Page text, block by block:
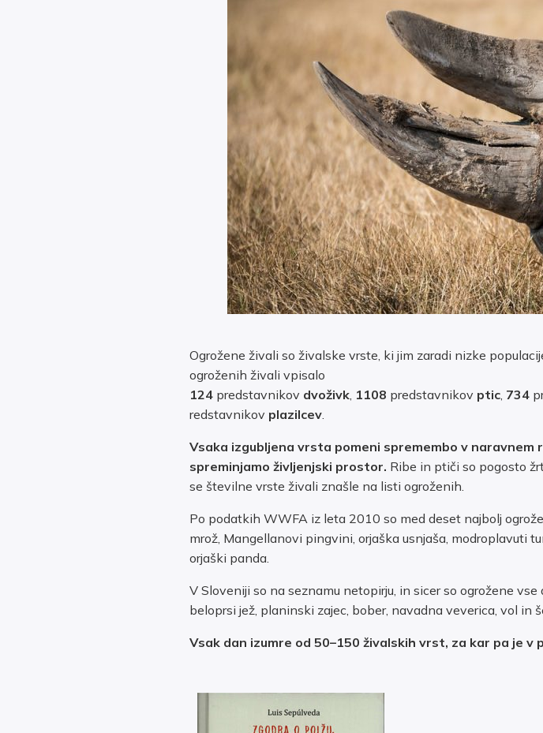
Ogrožene živali so živalske vrste, ki jim zaradi nizke
ogroženih živali vpisalo
124 predstavnikov dvoživk, 1108 predstavnikov ptic, 734
redstavnikov plazilcev.
Vsaka izgubljena vrsta pomeni spremembo v naravnem
spreminjamo življenjski prostor. Ribe in ptiči so pogosto
se številne vrste živali znašle na listi ogroženih.
Po podatkih WWFA iz leta 2010 so med deset najbolj
mrož, Mangellanovi pingvini, orjaška usnjaša, modroplavuti
orjaški panda.
V Sloveniji so na seznamu netopirju, in sicer so ogrožene
beloprsi jež, planinski zajec, bober, navadna veverica, vol in
Vsak dan izumre od 50–150 živalskih vrst, za kar pa je v